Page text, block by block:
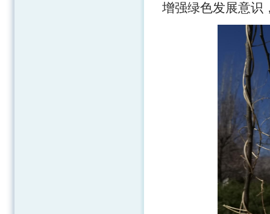
增强绿色发展意识